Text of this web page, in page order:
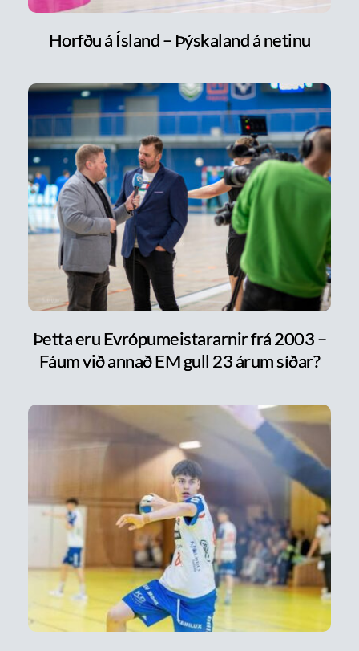
Horfðu á Ísland – Þýskaland á netinu
Þetta eru Evrópumeistararnir frá 2003 –
Fáum við annað EM gull 23 árum síðar?